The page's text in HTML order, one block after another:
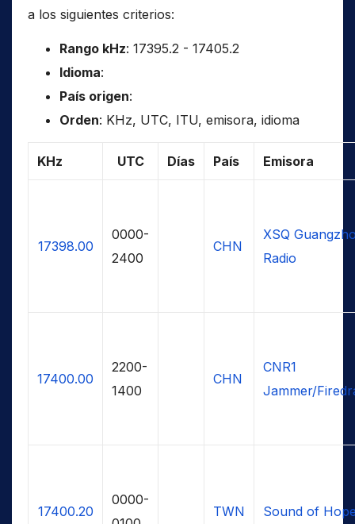
a los siguientes criterios:
Rango kHz: 17395.2 - 17405.2
Idioma:
País origen:
Orden: KHz, UTC, ITU, emisora, idioma
KHz UTC Días País Emisora
17398.00
0000-
2400
CHN
XSQ
Radio
17400.00
2200-
1400
CHN
CNR1
Jammer/
17400.20
0000-
TWN Sound of